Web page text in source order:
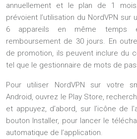
annuellement et le plan de 1
prévoient l’utilisation du NordVPN sur
6 appareils en même temps
remboursement de 30 jours. En
de promotion, ils peuvent inclure du
tel que le gestionnaire de mots de
Pour utiliser NordVPN sur votre
Android, ouvrez le Play Store,
et appuyez, d’abord, sur l’icône de
bouton Installer, pour lancer le
automatique de l’application.